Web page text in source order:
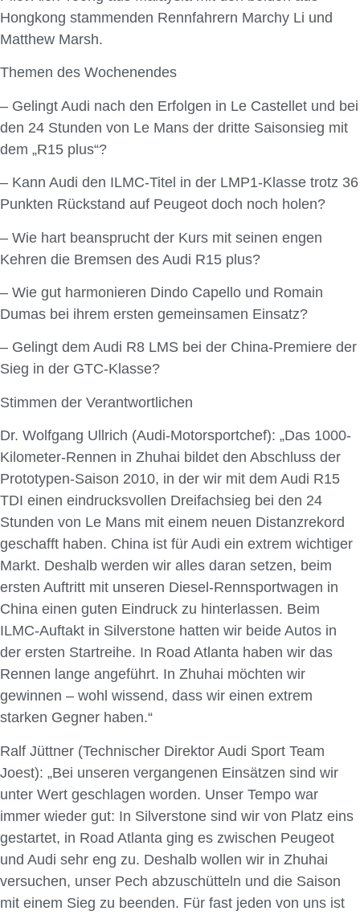
Hongkong stammenden Rennfahrern Marchy Li und
Matthew Marsh.
Themen des Wochenendes
– Gelingt Audi nach den Erfolgen in Le Castellet und bei
den 24 Stunden von Le Mans der dritte Saisonsieg mit
dem „R15 plus“?
– Kann Audi den ILMC-Titel in der LMP1-Klasse trotz 36
Punkten Rückstand auf Peugeot doch noch holen?
– Wie hart beansprucht der Kurs mit seinen engen
Kehren die Bremsen des Audi R15 plus?
– Wie gut harmonieren Dindo Capello und Romain
Dumas bei ihrem ersten gemeinsamen Einsatz?
– Gelingt dem Audi R8 LMS bei der China-Premiere der
Sieg in der GTC-Klasse?
Stimmen der Verantwortlichen
Dr. Wolfgang Ullrich (Audi-Motorsportchef): „Das 1000-
Kilometer-Rennen in Zhuhai bildet den Abschluss der
Prototypen-Saison 2010, in der wir mit dem Audi R15
TDI einen eindrucksvollen Dreifachsieg bei den 24
Stunden von Le Mans mit einem neuen Distanzrekord
geschafft haben. China ist für Audi ein extrem wichtiger
Markt. Deshalb werden wir alles daran setzen, beim
ersten Auftritt mit unseren Diesel-Rennsportwagen in
China einen guten Eindruck zu hinterlassen. Beim
ILMC-Auftakt in Silverstone hatten wir beide Autos in
der ersten Startreihe. In Road Atlanta haben wir das
Rennen lange angeführt. In Zhuhai möchten wir
gewinnen – wohl wissend, dass wir einen extrem
starken Gegner haben.“
Ralf Jüttner (Technischer Direktor Audi Sport Team
Joest): „Bei unseren vergangenen Einsätzen sind wir
unter Wert geschlagen worden. Unser Tempo war
immer wieder gut: In Silverstone sind wir von Platz eins
gestartet, in Road Atlanta ging es zwischen Peugeot
und Audi sehr eng zu. Deshalb wollen wir in Zhuhai
versuchen, unser Pech abzuschütteln und die Saison
mit einem Sieg zu beenden. Für fast jeden von uns ist